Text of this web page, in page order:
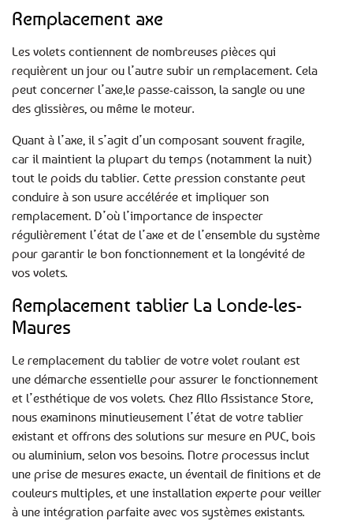
Remplacement axe
Les volets contiennent de nombreuses pièces qui
requièrent un jour ou l’autre subir un remplacement. Cela
peut concerner l’axe,le passe-caisson, la sangle ou une
des glissières, ou même le moteur.
Quant à l’axe, il s’agit d’un composant souvent fragile,
car il maintient la plupart du temps (notamment la nuit)
tout le poids du tablier. Cette pression constante peut
conduire à son usure accélérée et impliquer son
remplacement. D’où l’importance de inspecter
régulièrement l’état de l’axe et de l’ensemble du système
pour garantir le bon fonctionnement et la longévité de
vos volets.
Remplacement tablier La Londe-les-
Maures
Le remplacement du tablier de votre volet roulant est
une démarche essentielle pour assurer le fonctionnement
et l’esthétique de vos volets. Chez Allo Assistance Store,
nous examinons minutieusement l’état de votre tablier
existant et offrons des solutions sur mesure en PVC, bois
ou aluminium, selon vos besoins. Notre processus inclut
une prise de mesures exacte, un éventail de finitions et de
couleurs multiples, et une installation experte pour veiller
à une intégration parfaite avec vos systèmes existants.